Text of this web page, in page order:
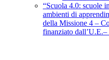
“Scuola 4.0: scuole
ambienti di
della Missione 4 –
finanziato